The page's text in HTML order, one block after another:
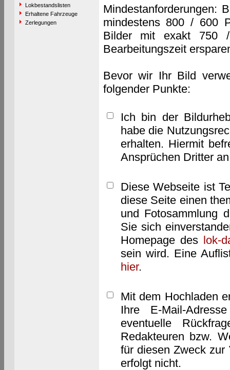
Lokbestandslisten
Erhaltene Fahrzeuge
Zerlegungen
Mindestanforderungen:
mindestens 800 / 600
Bilder mit exakt 750
Bearbeitungszeit
Bevor wir Ihr Bild
folgender Punkte:
Ich bin der
habe die
erhalten. Hiermit
Ansprüchen Dritter
Diese Webseite ist
diese Seite einen
und Fotosammlung
Sie sich
Homepage des lok-
sein wird. Eine
hier.
Mit dem Hochladen
Ihre E-Mail-
eventuelle
Redakteuren bzw.
für diesen Zweck zur
erfolgt nicht.